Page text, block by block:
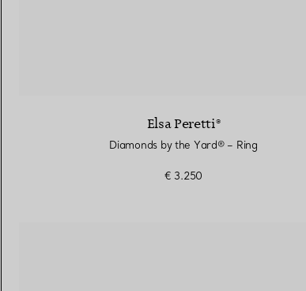
Elsa Peretti®
Diamonds by the Yard® – Ring
€ 3.250